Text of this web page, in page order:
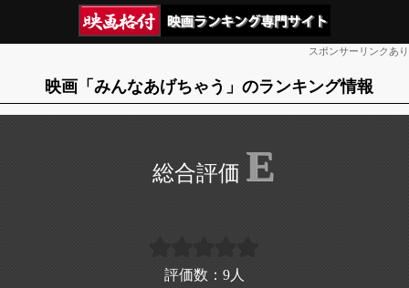
スポンサーリンクあり
映画「みんなあげちゃう」のランキング情報
E
評価数： 9 人